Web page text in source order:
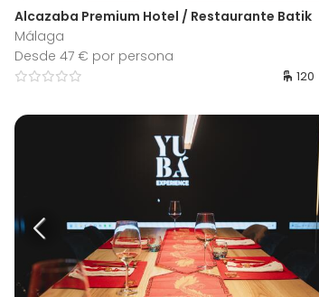
Alcazaba Premium Hotel / Restaurante Batik
Málaga
Desde 47 € por persona
120